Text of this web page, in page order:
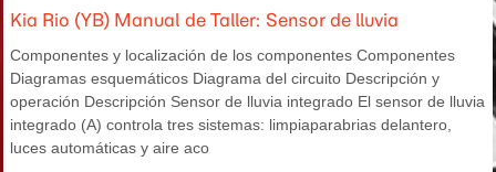
Kia Rio (YB) Manual de Taller: Sensor de lluvia
Componentes y localización de los componentes Componentes
Diagramas esquemáticos Diagrama del circuito Descripción y
operación Descripción Sensor de lluvia integrado El sensor de lluvia
integrado (A) controla tres sistemas: limpiaparabrias delantero,
luces automáticas y aire aco